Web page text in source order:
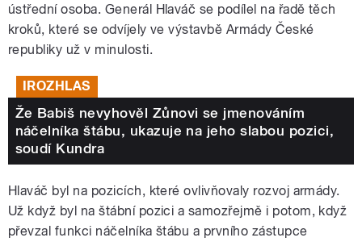
ústřední osoba. Generál Hlaváč se podílel na řadě těch
kroků, které se odvíjely ve výstavbě Armády České
republiky už v minulosti.
IROZHLAS
Že Babiš nevyhověl Zůnovi se jmenováním
náčelníka štábu, ukazuje na jeho slabou pozici,
soudí Kundra
Hlaváč byl na pozicích, které ovlivňovaly rozvoj armády.
Už když byl na štábní pozici a samozřejmě i potom, když
převzal funkci náčelníka štábu a prvního zástupce